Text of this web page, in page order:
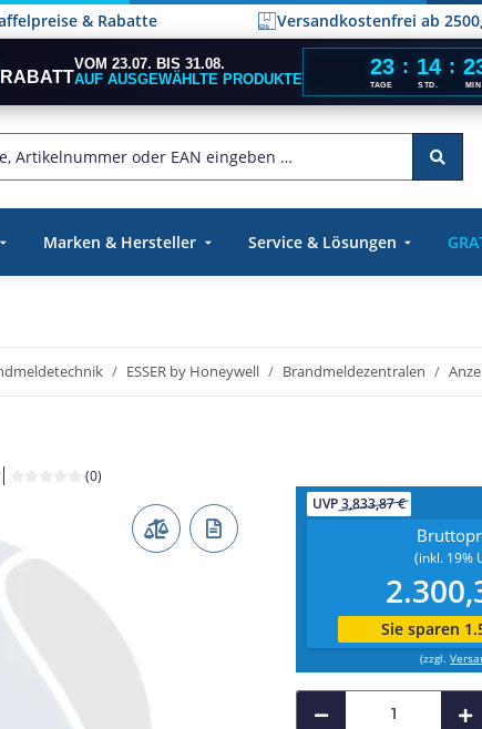
& Rabatte Versandkostenfrei ab
RABATT
VOM 23.07. BIS 31.08.
AUF AUSGEWÄHLTE PRODUKTE
23
TAGE
: 14
STD.
:
MIN.
Marken & Hersteller Service & Lösungen
ESSER by Honeywell Brandmeldezentralen
(0)
UVP3,833,87 €
(inkl. 19%
Sie sparen
(zzgl.